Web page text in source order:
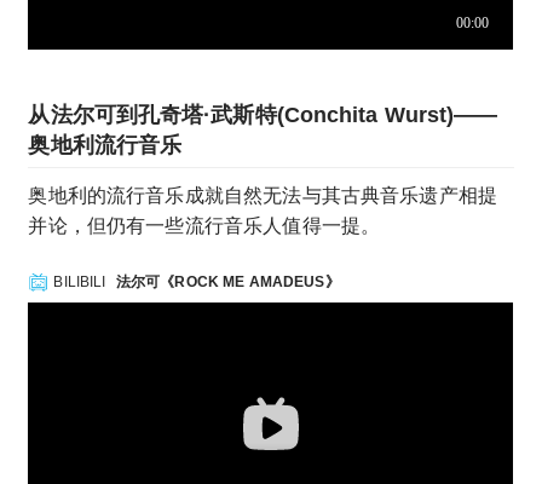
从法尔可到孔奇塔·武斯特(Conchita Wurst)——
奥地利流行音乐
奥地利的流行音乐成就自然无法与其古典音乐遗产相提
并论，但仍有一些流行音乐人值得一提。
BILIBILI 法尔可《ROCK ME AMADEUS》